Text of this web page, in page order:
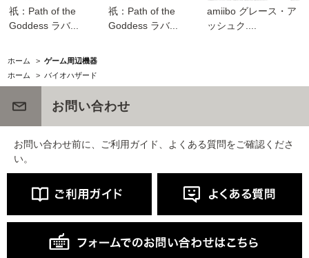
祇：Path of the
Goddess ラバ...
祇：Path of the
Goddess ラバ...
amiibo グレース・ア
ッシュク....
ホーム > ゲーム周辺機器
ホーム
> バイオハザード
お問い合わせ
お問い合わせ前に、ご利用ガイド、よくある質問をご確認くださ
い。